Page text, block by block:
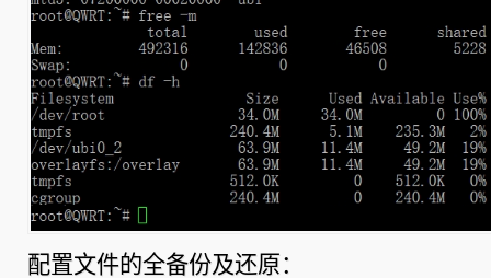
配置文件的全备份及还原：